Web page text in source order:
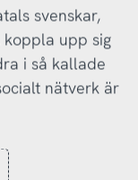
svenskar,
upp sig
i så kallade
nätverk är